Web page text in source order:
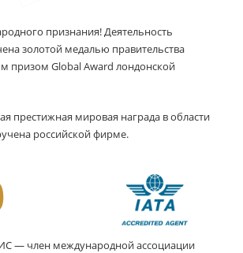
признания! Деятельность
золотой медалью правительства
призом Global Award лондонской
престижная мировая награда в области
российской фирме.
— член международной ассоциации